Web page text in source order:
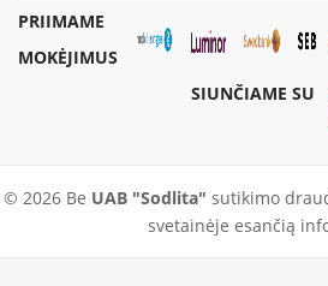
PRIIMAME
MOKĖJIMUS
SIUNČIAME SU
© 2026 Be UAB "Sodlita" sutikimo
svetainėje esančią